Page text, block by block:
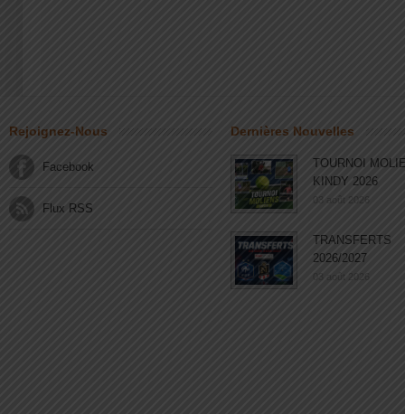
Rejoignez-Nous
Facebook
Flux RSS
Dernières Nouvelles
TOURNOI
KINDY 2026
03 août 2026
TRANSFERTS
2026/2027
03 août 2026